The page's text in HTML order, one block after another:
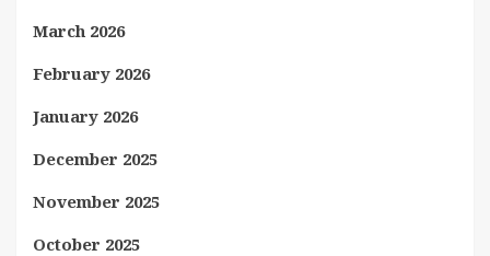
March 2026
February 2026
January 2026
December 2025
November 2025
October 2025